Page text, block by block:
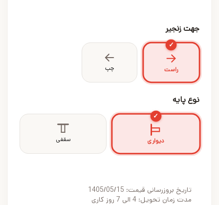
جهت زنجیر
✓
راست چپ
نوع پایه
✓
دیواری سقفی
تاریخ بروزرسانی قیمت: 1405/05/15
مدت زمان تحویل: 4 الی 7 روز کاری